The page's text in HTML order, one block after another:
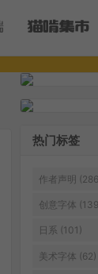

热门标签
作者声明
创意字体
日系 (101)
美术字体 (62)